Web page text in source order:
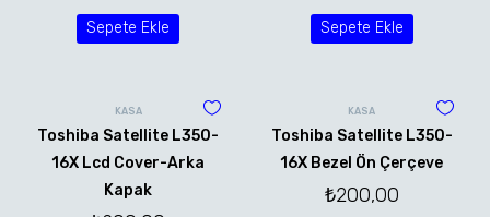
Sepete Ekle Sepete Ekle
KASA
Toshiba Satellite L350-
16X Lcd Cover-Arka
Kapak
KASA
Toshiba Satellite L350-
16X Bezel Ön Çerçeve
₺200,00